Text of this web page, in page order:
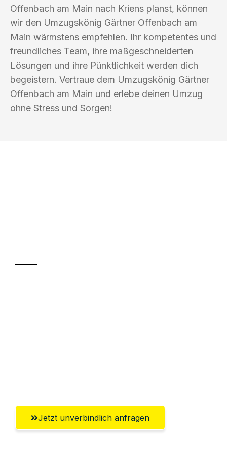
Offenbach am Main nach Kriens planst, können
wir den Umzugskönig Gärtner Offenbach am
Main wärmstens empfehlen. Ihr kompetentes und
freundliches Team, ihre maßgeschneiderten
Lösungen und ihre Pünktlichkeit werden dich
begeistern. Vertraue dem Umzugskönig Gärtner
Offenbach am Main und erlebe deinen Umzug
ohne Stress und Sorgen!
Jetzt unverbindlich anfragen